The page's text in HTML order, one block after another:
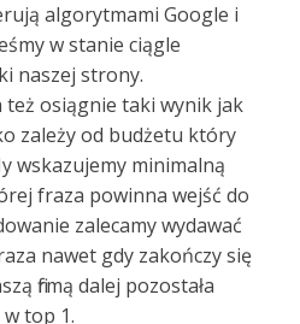
algorytmami Google i
w stanie ciągle
naszej strony.
też osiągnie taki wynik jak
zależy od budżetu który
wskazujemy minimalną
fraza powinna wejść do
zalecamy wydawać
nawet gdy zakończy się
firmą dalej pozostała
w top 1.